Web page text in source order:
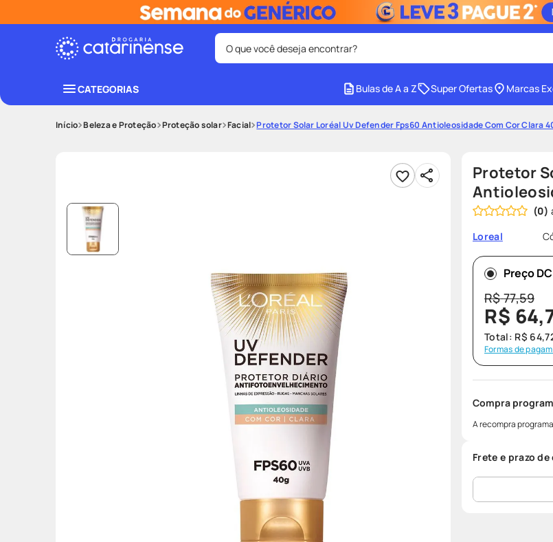
O que você deseja encontrar?
3º fralda 4º protetor solar facial
8º
protetor solar
CATEGORIAS Bulas de A a Z Super Ofertas Marcas
Beleza e Proteção Proteção solar Facial Protetor Solar Loréal Uv Defender Fps60 Antioleosidade Com Cor Clara
Protetor
(0)
Loreal
Preço DC
R$77,59
R$ 64,
Total: R$ 64,
Formas de
Compra
A recompra
Frete e prazo